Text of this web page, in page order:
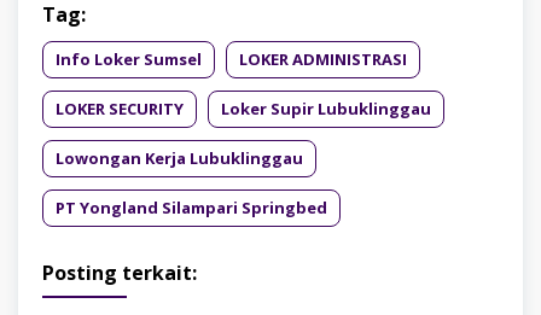
Tag:
Info Loker Sumsel LOKER ADMINISTRASI
LOKER SECURITY Loker Supir Lubuklinggau
Lowongan Kerja Lubuklinggau
PT Yongland Silampari Springbed
Posting terkait: